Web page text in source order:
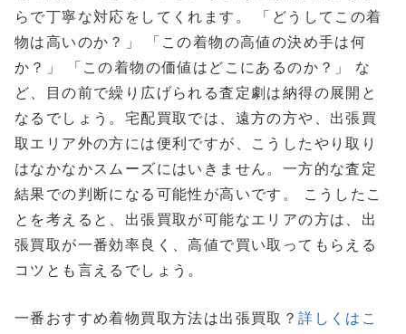
らで丁寧な対応をしてくれます。 「どうしてこの着
物は高いのか？」 「この着物の高値の決め手は何
か？」 「この着物の価値はどこにあるのか？」 な
ど、目の前で繰り広げられる査定劇は納得の展開と
なるでしょう。宅配買取では、遠方の方や、出張買
取エリア外の方には便利ですが、こうしたやり取り
はなかなかスムーズにはいきません。一方的な査定
結果での判断になる可能性が高いです。 こうしたこ
とを考えると、出張買取が可能なエリアの方は、出
張買取が一番効率良く、高値で買い取ってもらえる
コツとも言えるでしょう。
一番おすすめ着物買取方法は出張買取？詳しくはこ